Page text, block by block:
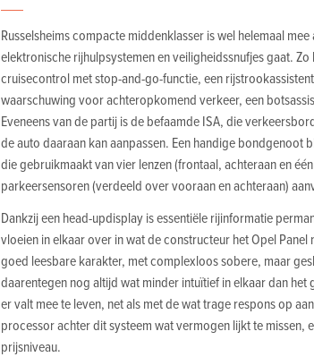
Russelsheims compacte middenklasser is wel helemaal
elektronische rijhulpsystemen en veiligheidssnufjes gaat.
cruisecontrol met stop-and-go-functie, een
waarschuwing voor achteropkomend verkeer, een
Eveneens van de partij is de befaamde ISA, die
de auto daaraan kan aanpassen. Een handige bond­genoot
die gebruikmaakt van vier lenzen (frontaal, achteraan en
parkeersensoren (verdeeld over vooraan en achteraan)
Dankzij een head-updisplay is essentiële rijinformatie
vloeien in elkaar over in wat de constructeur het Opel
goed leesbare karakter, met complexloos sobere, maar
daarentegen nog altijd wat minder intuïtief in elkaar dan het
er valt mee te leven, net als met de wat trage respons op
processor achter dit systeem wat vermogen lijkt te missen,
prijsniveau.